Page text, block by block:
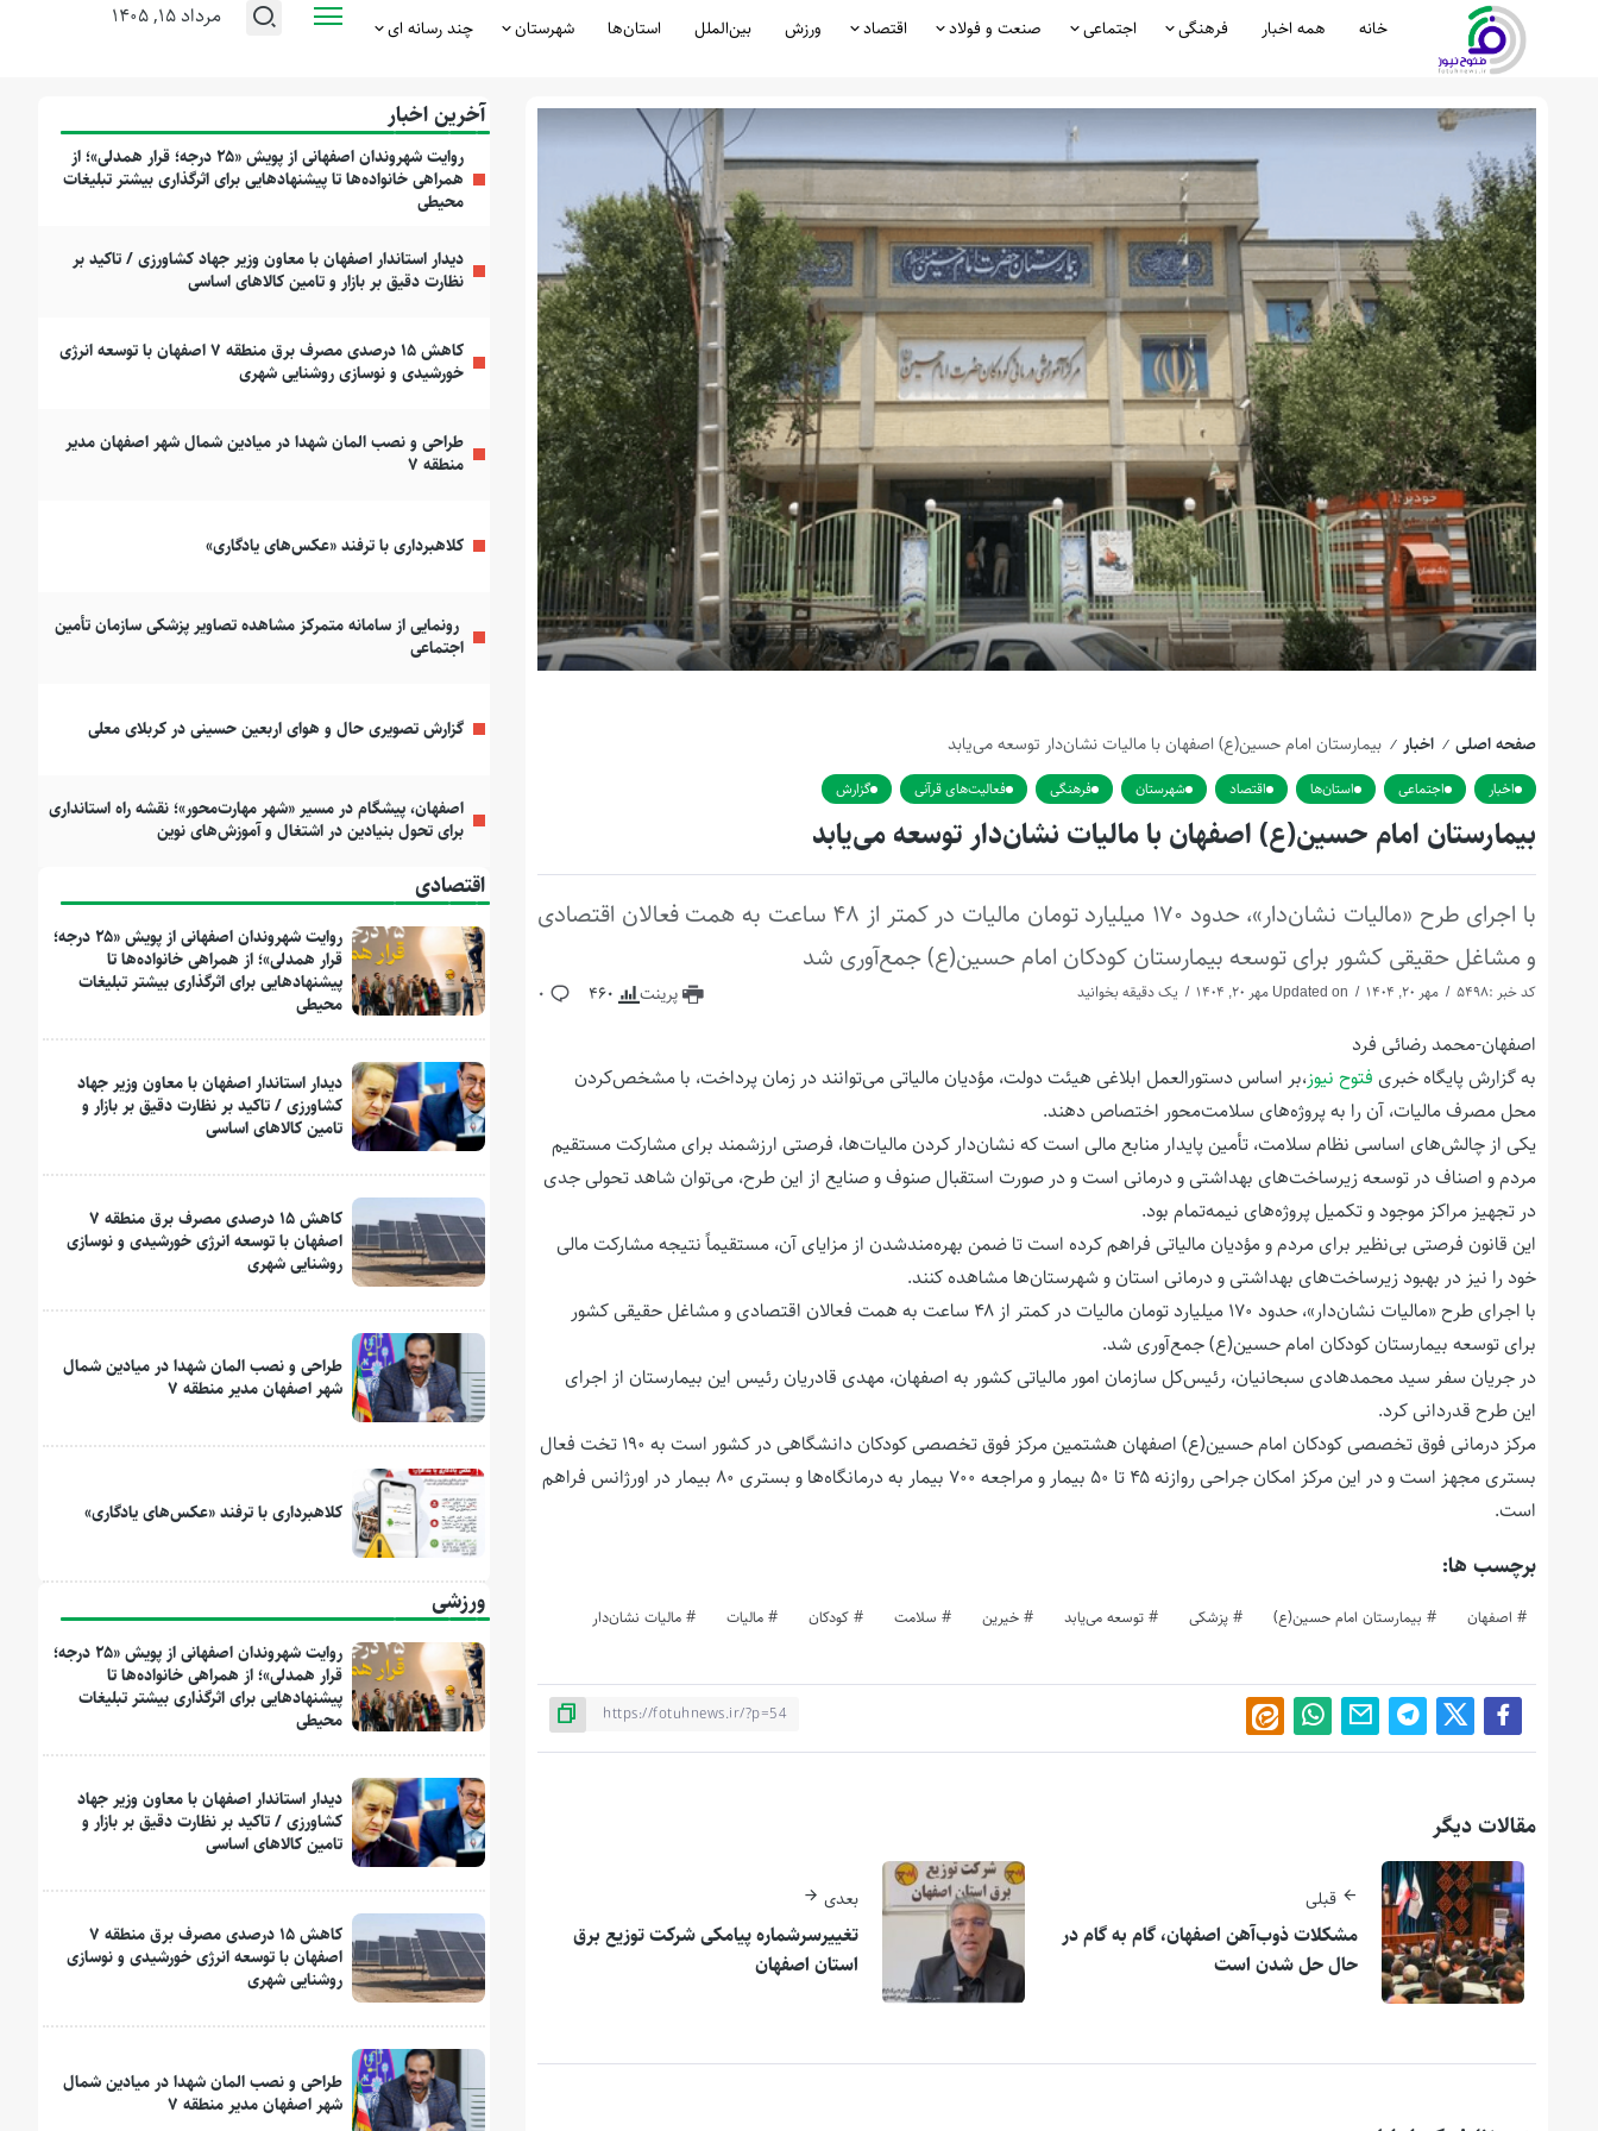
خانه همه اخبار فرهنگی اجتماعی صنعت و فولاد اقتصاد ورزش بین‌الملل استان‌ها شهرستان چند رسانه ای مرداد ۱۵, ۱۴۰۵
صفحه اصلی / اخبار / بیمارستان امام حسین(ع) اصفهان با مالیات نشان‌دار توسعه می‌یابد
اخبار اجتماعی استان‌ها اقتصاد شهرستان فرهنگی فعالیت‌های قرآنی گزارش
بیمارستان امام حسین(ع) اصفهان با مالیات نشان‌دار توسعه می‌یابد
با اجرای طرح «مالیات نشان‌دار»، حدود ۱۷۰ میلیارد تومان مالیات در کمتر از ۴۸ ساعت به همت فعالان اقتصادی
و مشاغل حقیقی کشور برای توسعه بیمارستان کودکان امام حسین(ع) جمع‌آوری شد
کد خبر :5498 مهر 20, 1404 یک دقیقه بخوانید پرینت 460
0
اصفهان-محمد رضائی فرد
به گزارش پایگاه خبری فتوح نیوز،بر اساس دستورالعمل ابلاغی هیئت دولت، مؤدیان مالیاتی می‌توانند در زمان پرداخت، با مشخص‌کردن
محل مصرف مالیات، آن را به پروژه‌های سلامت‌محور اختصاص دهند.
یکی از چالش‌های اساسی نظام سلامت، تأمین پایدار منابع مالی است که نشان‌دار کردن مالیات‌ها، فرصتی ارزشمند برای مشارکت مستقیم
مردم و اصناف در توسعه زیرساخت‌های بهداشتی و درمانی است و در صورت استقبال صنوف و صنایع از این طرح، می‌توان شاهد تحولی جدی
در تجهیز مراکز موجود و تکمیل پروژه‌های نیمه‌تمام بود.
این قانون فرصتی بی‌نظیر برای مردم و مؤدیان مالیاتی فراهم کرده است تا ضمن بهره‌مندشدن از مزایای آن، مستقیماً نتیجه مشارکت مالی
خود را نیز در بهبود زیرساخت‌های بهداشتی و درمانی استان و شهرستان‌ها مشاهده کنند.
با اجرای طرح «مالیات نشان‌دار»، حدود ۱۷۰ میلیارد تومان مالیات در کمتر از ۴۸ ساعت به همت فعالان اقتصادی و مشاغل حقیقی کشور
برای توسعه بیمارستان کودکان امام حسین(ع) جمع‌آوری شد.
در جریان سفر سید محمدهادی سبحانیان، رئیس‌کل سازمان امور مالیاتی کشور به اصفهان، مهدی قادریان رئیس این بیمارستان از اجرای
این طرح قدردانی کرد.
مرکز درمانی فوق تخصصی کودکان امام حسین(ع) اصفهان هشتمین مرکز فوق تخصصی کودکان دانشگاهی در کشور است به ۱۹۰ تخت فعال
بستری مجهز است و در این مرکز امکان جراحی روازنه ۴۵ تا ۵۰ بیمار و مراجعه ۷۰۰ بیمار به درمانگاه‌ها و بستری ۸۰ بیمار در اورژانس فراهم
است.
برچسب ها:
اصفهان بیمارستان امام حسین(ع) پزشکی توسعه می‌یابد خیرین سلامت کودکان مالیات مالیات نشان‌دار
مقالات دیگر
قبلی
مشكلات ذوب‌آهن اصفهان، گام‌ به ‌گام در
حال حل شدن است
بعدی
تغییرسرشماره پیامکی شرکت توزیع برق
استان اصفهان
آخرین اخبار
روایت شهروندان اصفهانی از پویش «۲۵ درجه؛ قرار همدلی»؛ از
همراهی خانواده‌ها تا پیشنهادهایی برای اثرگذاری بیشتر تبلیغات
محیطی
دیدار استاندار اصفهان با معاون وزیر جهاد کشاورزی / تاکید بر
نظارت دقیق بر بازار و تامین کالاهای اساسی
کاهش ۱۵ درصدی مصرف برق منطقه ۷ اصفهان با توسعه انرژی
خورشیدی و نوسازی روشنایی شهری
طراحی و نصب المان شهدا در میادین شمال شهر اصفهان مدیر
منطقه ۷
کلاهبرداری با ترفند «عکس‌های یادگاری»
رونمایی از سامانه متمرکز مشاهده تصاویر پزشکی سازمان تأمین
اجتماعی
گزارش تصویری حال و هوای اربعین حسینی در کربلای معلی
اصفهان، پیشگام در مسیر «شهر مهارت‌محور»؛ نقشه راه استانداری
برای تحول بنیادین در اشتغال و آموزش‌های نوین
اقتصادی
روایت شهروندان اصفهانی از پویش «۲۵ درجه؛
قرار همدلی»؛ از همراهی خانواده‌ها تا
پیشنهادهایی برای اثرگذاری بیشتر تبلیغات
محیطی
دیدار استاندار اصفهان با معاون وزیر جهاد
کشاورزی / تاکید بر نظارت دقیق بر بازار و
تامین کالاهای اساسی
کاهش ۱۵ درصدی مصرف برق منطقه ۷
اصفهان با توسعه انرژی خورشیدی و نوسازی
روشنایی شهری
طراحی و نصب المان شهدا در میادین شمال
شهر اصفهان مدیر منطقه ۷
کلاهبرداری با ترفند «عکس‌های یادگاری»
ورزشی
روایت شهروندان اصفهانی از پویش «۲۵ درجه؛
قرار همدلی»؛ از همراهی خانواده‌ها تا
پیشنهادهایی برای اثرگذاری بیشتر تبلیغات
محیطی
دیدار استاندار اصفهان با معاون وزیر جهاد
کشاورزی / تاکید بر نظارت دقیق بر بازار و
تامین کالاهای اساسی
کاهش ۱۵ درصدی مصرف برق منطقه ۷
اصفهان با توسعه انرژی خورشیدی و نوسازی
روشنایی شهری
طراحی و نصب المان شهدا در میادین شمال
شهر اصفهان مدیر منطقه ۷